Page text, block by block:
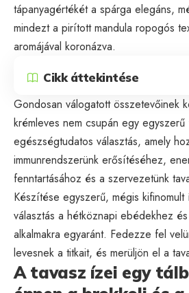
tápanyagértékét a spárga elegáns,
mindezt a pirított mandula ropogós
aromájával koronázva.
Cikk áttekintése
Gondosan válogatott összetevőinek
krémleves nem csupán egy
egészségtudatos választás, amely
immunrendszerünk erősítéséhez,
fenntartásához és a szervezetünk
Készítése egyszerű, mégis
választás a hétköznapi ebédekhez
alkalmakra egyaránt. Fedezze fel
levesnek a titkait, és merüljön el a
A tavasz ízei egy